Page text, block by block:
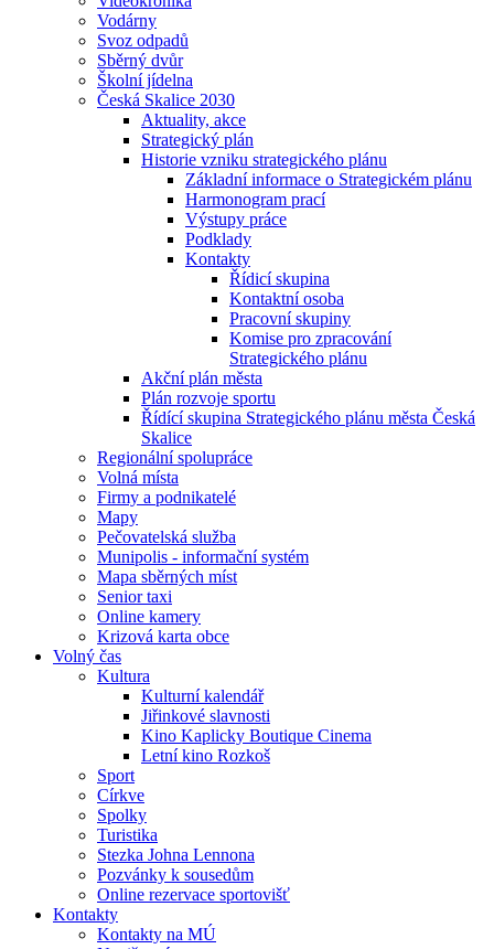
Vodárny
Svoz odpadů
Sběrný dvůr
Školní jídelna
Česká Skalice 2030
Aktuality, akce
Strategický plán
Historie vzniku strategického plánu
Základní informace o Strategickém plánu
Harmonogram prací
Výstupy práce
Podklady
Kontakty
Řídicí skupina
Kontaktní osoba
Pracovní skupiny
Komise pro zpracování
Strategického plánu
Akční plán města
Plán rozvoje sportu
Řídící skupina Strategického plánu města Česká
Skalice
Regionální spolupráce
Volná místa
Firmy a podnikatelé
Mapy
Pečovatelská služba
Munipolis - informační systém
Mapa sběrných míst
Senior taxi
Online kamery
Krizová karta obce
Volný čas
Kultura
Kulturní kalendář
Jiřinkové slavnosti
Kino Kaplicky Boutique Cinema
Letní kino Rozkoš
Sport
Církve
Spolky
Turistika
Stezka Johna Lennona
Pozvánky k sousedům
Online rezervace sportovišť
Kontakty
Kontakty na MÚ